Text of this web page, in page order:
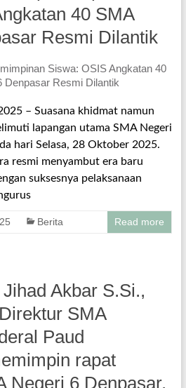
40 SMA
Resmi Dilantik
– Suasana khidmat namun
lapangan utama SMA Negeri
hari Selasa, 28 Oktober 2025.
resmi menyambut era baru
suksesnya pelaksanaan
Berita Read more
Akbar S.Si.,
SMA
Paud
rapat
Negeri 6 Denpasar.